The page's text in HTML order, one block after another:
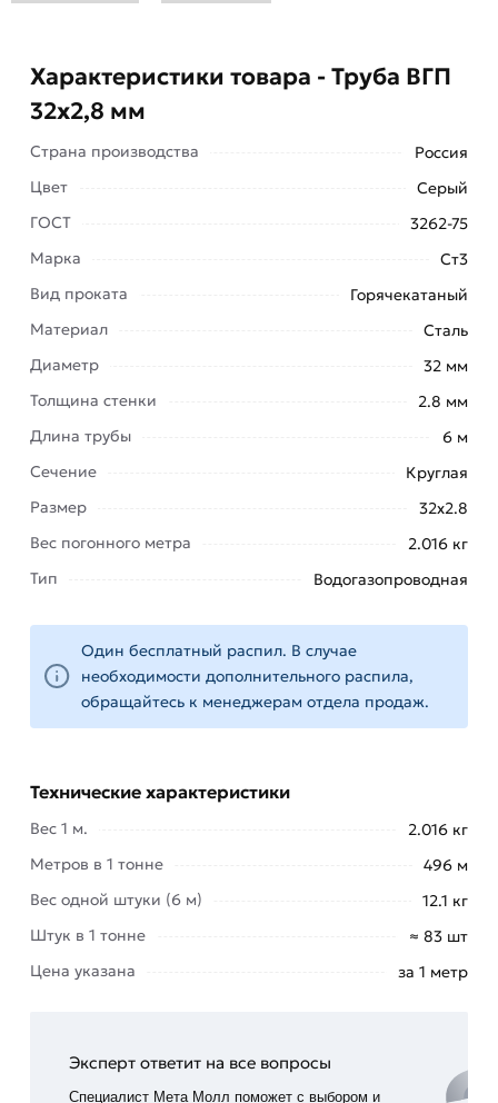
Труба ВГП 32х2,8 мм - это достаточно прочный и
долговечный продукт, чтобы выдержать
практически в любых условиях.
коррозии, может прослужить до 30 лет.
Рекомендуется защищать внешнюю
поверхность труб краской или битумными
составами, чтобы минимизировать риск
службы изделия.
различных средах: по воздуху под землей,
Для приобретения данной позиции, кликните
мышкой «Добавить в корзину»
или нажмите на
«Быстрый заказ»
. Также можете купить
Условия доставки и цены на товар Труба ВГП
32х2,8 мм из категории
области. Наши профессиональные менеджеры
обработают заказ и свяжутся с Вами для
согласования условий доставки или самовывоза.
Данний товар от производителя Северсталь
товарa в течение 14 дней (наличие чека
Характеристики товара - Труба ВГП
32х2,8 мм
Страна производства
Россия
Цвет
Серый
ГОСТ
3262-75
Марка
Ст3
Вид проката
Горячекатаный
Материал
Сталь
Диаметр
32 мм
Толщина стенки
2.8 мм
Длина трубы
6 м
Сечение
Круглая
Размер
32х2.8
Вес погонного метра
2.016 кг
Тип
Водогазопроводная
Один бесплатный распил. В случае
необходимости дополнительного распила,
обращайтесь к менеджерам отдела продаж.
Технические характеристики
Вес 1 м.
2.016 кг
Метров в 1 тонне
496 м
Вес одной штуки (6 м)
12.1 кг
Штук в 1 тонне
≈ 83 шт
Цена указана
за 1 метр
Эксперт ответит на все вопросы
Специалист Мета Молл поможет с выбором и